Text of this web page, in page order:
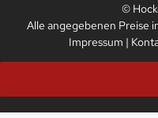
©
Alle angegebenen Preise
Impressum |